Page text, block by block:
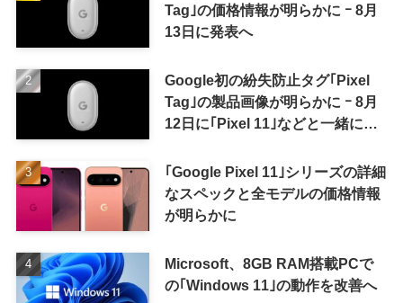
Tag｣の価格情報が明らかに ｰ 8月
13日に発表へ
Google初の紛失防止タグ｢Pixel
Tag｣の製品画像が明らかに ｰ 8月
12日に｢Pixel 11｣などと一緒に発
｢Google Pixel 11｣シリーズの詳細
なスペックと全モデルの価格情報
が明らかに
Microsoft、8GB RAM搭載PCで
の｢Windows 11｣の動作を改善へ